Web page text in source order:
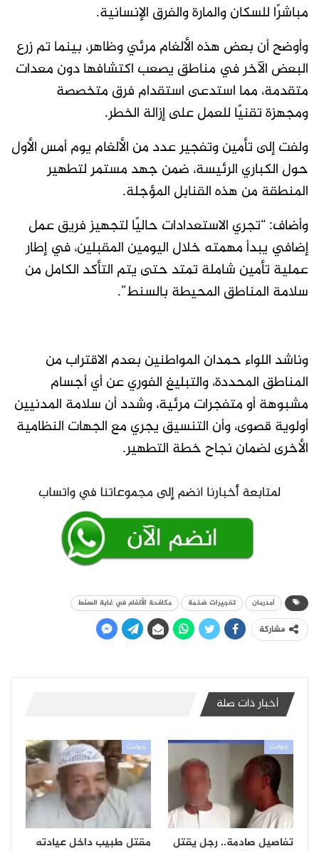
مباشرًا للسكان والمارة والفرق الإنسانية.
وأوضح أن بعض هذه الألغام مرئي وظاهر، بينما تم زرع
البعض الآخر في مناطق يصعب اكتشافها دون معدات
متقدمة، مما استدعى استقدام فرق متخصصة
ومجهزة تقنيًا للعمل على إزالة الخطر.
ولفت إلى تأمين وتفجير عدد من الألغام يوم أمس الأول
حول الكباري الرئيسة، ضمن جهد مستمر لتطهير
المنطقة من هذه القنابل المؤجلة.
وأضاف: “تجري الاستعدادات حاليًا لتجهيز فريق عمل
إضافي يبدأ مهمته خلال اليومين المقبلين، في إطار
عملية تأمين شاملة تمتد حتى يتم التأكد الكامل من
سلامة المناطق المحيطة بالسنط”.
وناشد اللواء حمدان المواطنين بعدم الاقتراب من
المناطق المحددة، والتبليغ الفوري عن أي أجسام
مشبوهة أو متفجرات مرئية، وشدد أن سلامة المدنيين
أولوية قصوى، وأن التنسيق يجري مع الجهات النظامية
الأخرى لضمان نجاح خطة التطهير.
أمدرمان تفجيرات ضخمة مكافحة الألغام في غابة السنط
مشاركة
أخبار ذات صلة
حوادث
تفاصيل صادمة.. رجل يقتل
حوادث
مقتل طبيب داخل عيادته